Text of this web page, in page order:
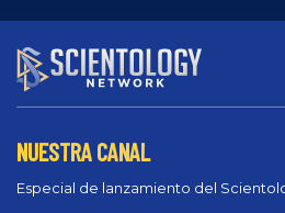
NUESTRA CANAL
Especial de lanzamiento del